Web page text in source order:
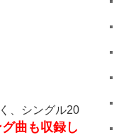
、シングル20
曲も収録し